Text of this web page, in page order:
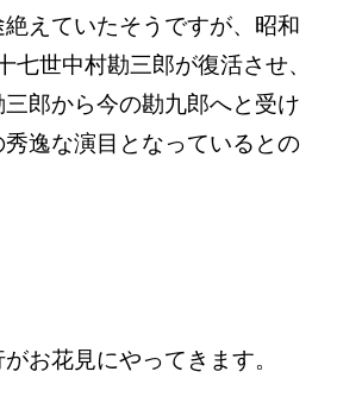
絶えていたそうですが、昭和
七世中村勘三郎が復活させ、
郎から今の勘九郎へと受け
逸な演目となっているとの
お花見にやってきます。